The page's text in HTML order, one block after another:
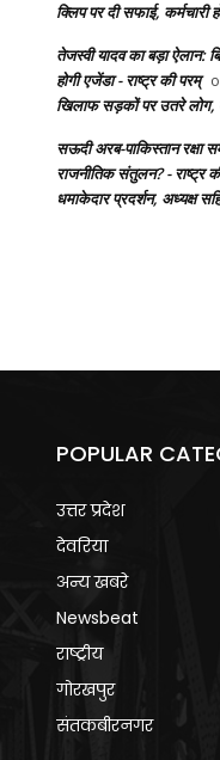
क्लिप पर दी सफाई, कर्मचारी
तेजस्वी यादव का बड़ा ऐलान:
होगी एजेंडा - राष्ट्र की परम्
खिलाफ सड़कों पर उतरे लोग,
सऊदी अरब-पाकिस्तान रक्षा
राजनीतिक संतुलन? - राष्ट्र
धमाकेदार प्रदर्शन, अध्यक्ष
POPULAR
उत्तर प्रदेश
देवरिया
अन्य खबरे
Newsbeat
राष्ट्रीय
गोरखपुर
संतकबीरनगर